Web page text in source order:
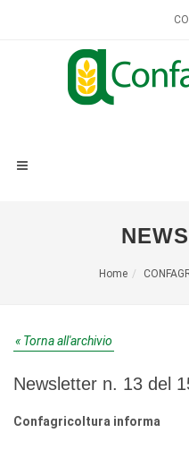
Home
« Torna all'archivio
Newsletter n. 13 del
Confagricoltura informa